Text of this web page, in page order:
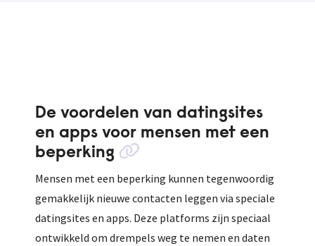
De voordelen van datingsites
en apps voor mensen met een
beperking
Mensen met een beperking kunnen tegenwoordig
gemakkelijk nieuwe contacten leggen via speciale
datingsites en apps. Deze platforms zijn speciaal
ontwikkeld om drempels weg te nemen en daten